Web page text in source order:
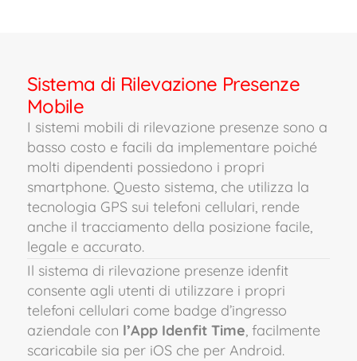
Sistema di Rilevazione Presenze
Mobile
I sistemi mobili di rilevazione presenze sono a
basso costo e facili da implementare poiché
molti dipendenti possiedono i propri
smartphone. Questo sistema, che utilizza la
tecnologia GPS sui telefoni cellulari, rende
anche il tracciamento della posizione facile,
legale e accurato.
Il sistema di rilevazione presenze idenfit
consente agli utenti di utilizzare i propri
telefoni cellulari come badge d’ingresso
aziendale con l’App Idenfit Time, facilmente
scaricabile sia per iOS che per Android.